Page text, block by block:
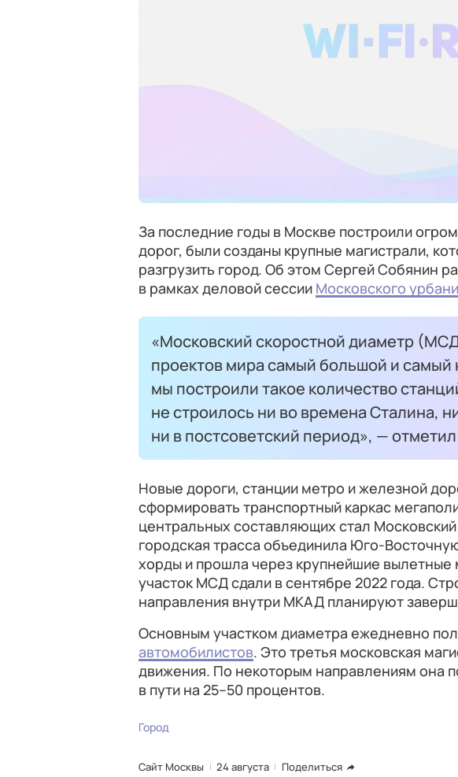
За последние годы в Москве построили
дорог, были созданы крупные магистрали,
разгрузить город. Об этом Сергей Собянин
в рамках деловой сессии Московского
«Московский скоростной диаметр
проектов мира самый большой и самый
мы построили такое количество
не строилось ни во времена Сталина,
ни в постсоветский период», —
Новые дороги, станции метро и железной
сформировать транспортный каркас
центральных составляющих стал
городская трасса объединила Юго-
хорды и прошла через крупнейшие вылетные
участок МСД сдали в сентябре 2022 года.
направления внутри МКАД планируют
Основным участком диаметра ежедневно
автомобилистов. Это третья московская
движения. По некоторым направлениям она
в пути на 25–50 процентов.
Город
Сайт Москвы 24 августа Поделиться